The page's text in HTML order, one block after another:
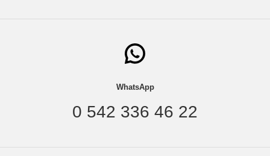
WhatsApp
0 542 336 46 22